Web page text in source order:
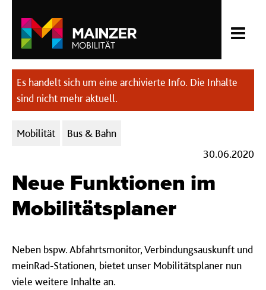
Es handelt sich um eine archivierte Info. Die Inhalte
sind nicht mehr aktuell.
Kategorien:
Mobilität
Bus & Bahn
30.06.2020
Neue Funktionen im
Mobilitätsplaner
Neben bspw. Abfahrtsmonitor, Verbindungsauskunft und
meinRad-Stationen, bietet unser Mobilitätsplaner nun
viele weitere Inhalte an.